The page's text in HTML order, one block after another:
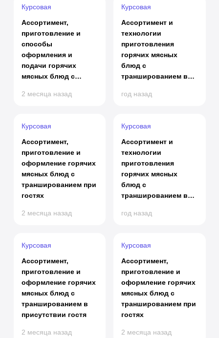
Курсовая
Ассортимент,
приготовление и
способы
оформления и
подачи горячих
мясных блюд с
присутствии гостя
2 месяца назад
Курсовая
Ассортимент и
технологии
приготовления
горячих мясных
блюд с
траншированием в
год назад
Курсовая
Ассортимент,
приготовление и
оформление горячих
мясных блюд с
траншированием при
гостях
2 месяца назад
Курсовая
Ассортимент и
технологии
приготовления
горячих мясных
блюд с
траншированием в
год назад
Курсовая
Ассортимент,
приготовление и
оформление горячих
мясных блюд с
траншированием в
присутствии гостя
2 месяца назад
Курсовая
Ассортимент,
приготовление и
оформление горячих
мясных блюд с
траншированием при
гостях
2 месяца назад